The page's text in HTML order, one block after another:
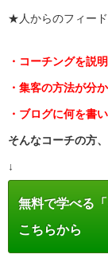
★人からのフィード
・コーチングを説
・集客の方法が分
・ブログに何を書
そんなコーチの方
↓
無料で学べる
こちらから